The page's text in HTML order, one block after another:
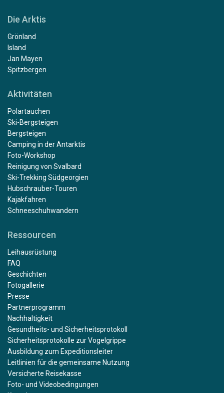
Die Arktis
Grönland
Island
Jan Mayen
Spitzbergen
Aktivitäten
Polartauchen
Ski-Bergsteigen
Bergsteigen
Camping in der Antarktis
Foto-Workshop
Reinigung von Svalbard
Ski-Trekking Südgeorgien
Hubschrauber-Touren
Kajakfahren
Schneeschuhwandern
Ressourcen
Leihausrüstung
FAQ
Geschichten
Fotogallerie
Presse
Partnerprogramm
Nachhaltigkeit
Gesundheits- und Sicherheitsprotokoll
Sicherheitsprotokolle zur Vogelgrippe
Ausbildung zum Expeditionsleiter
Leitlinien für die gemeinsame Nutzung
Versicherte Reisekasse
Foto- und Videobedingungen